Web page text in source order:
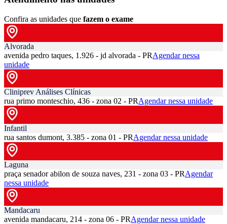
Confira as unidades que fazem o exame
Alvorada
avenida pedro taques, 1.926 - jd alvorada - PRAgendar nessa
unidade
Cliniprev Análises Clínicas
rua primo monteschio, 436 - zona 02 - PRAgendar nessa unidade
Infantil
rua santos dumont, 3.385 - zona 01 - PRAgendar nessa unidade
Laguna
praça senador abilon de souza naves, 231 - zona 03 - PRAgendar
nessa unidade
Mandacaru
avenida mandacaru, 214 - zona 06 - PRAgendar nessa unidade